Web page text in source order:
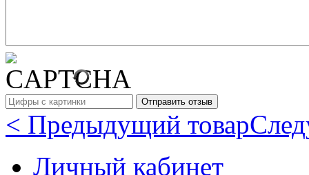
< Предыдущий товар
Личный кабинет